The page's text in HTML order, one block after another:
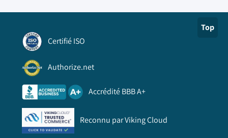
Top
Certifié ISO
Authorize.net
Accrédité BBB A+
Reconnu par Viking Cloud